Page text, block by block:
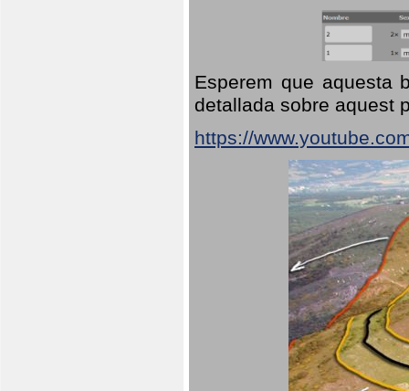
Esperem que aquesta
detallada sobre aquest
https://